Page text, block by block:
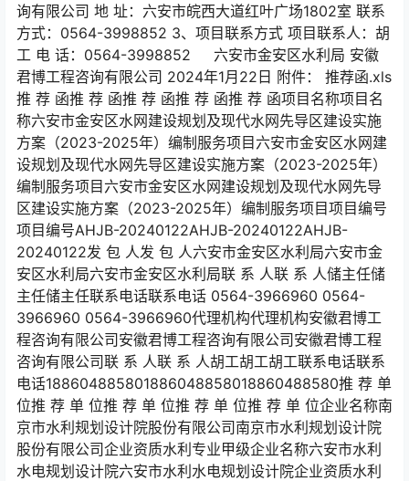
询有限公司 地 址：六安市皖西大道红叶广场1802室 联系
方式：0564-3998852 3、项目联系方式 项目联系人：胡
工 电 话：0564-3998852 六安市金安区水利局 安徽
君博工程咨询有限公司 2024年1月22日 附件： 推荐函.xls
推 荐 函推 荐 函推 荐 函推 荐 函推 荐 函项目名称项目名
称六安市金安区水网建设规划及现代水网先导区建设实施
方案（2023-2025年）编制服务项目六安市金安区水网建
设规划及现代水网先导区建设实施方案（2023-2025年）
编制服务项目六安市金安区水网建设规划及现代水网先导
区建设实施方案（2023-2025年）编制服务项目项目编号
项目编号AHJB-20240122AHJB-20240122AHJB-
20240122发 包 人发 包 人六安市金安区水利局六安市金
安区水利局六安市金安区水利局联 系 人联 系 人储主任储
主任储主任联系电话联系电话 0564-3966960 0564-
3966960 0564-3966960代理机构代理机构安徽君博工
程咨询有限公司安徽君博工程咨询有限公司安徽君博工程
咨询有限公司联 系 人联 系 人胡工胡工胡工联系电话联系
电话188604885801886048858018860488580推 荐 单
位推 荐 单 位推 荐 单 位推 荐 单 位推 荐 单 位企业名称南
京市水利规划设计院股份有限公司南京市水利规划设计院
股份有限公司企业资质水利专业甲级企业名称六安市水利
水电规划设计院六安市水利水电规划设计院企业资质水利